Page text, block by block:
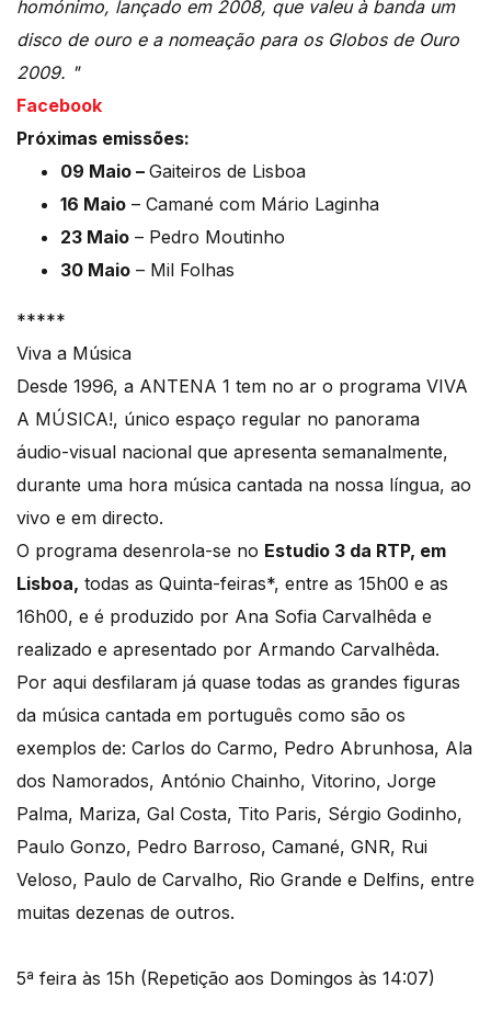
homónimo, lançado em 2008, que valeu à banda um
disco de ouro e a nomeação para os Globos de Ouro
2009. "
Facebook
Próximas emissões:
09 Maio – Gaiteiros de Lisboa
16 Maio – Camané com Mário Laginha
23 Maio – Pedro Moutinho
30 Maio – Mil Folhas
*****
Viva a Música
Desde 1996, a ANTENA 1 tem no ar o programa VIVA
A MÚSICA!, único espaço regular no panorama
áudio-visual nacional que apresenta semanalmente,
durante uma hora música cantada na nossa língua, ao
vivo e em directo.
O programa desenrola-se no Estudio 3 da RTP, em
Lisboa, todas as Quinta-feiras*, entre as 15h00 e as
16h00, e é produzido por Ana Sofia Carvalhêda e
realizado e apresentado por Armando Carvalhêda.
Por aqui desfilaram já quase todas as grandes figuras
da música cantada em português como são os
exemplos de: Carlos do Carmo, Pedro Abrunhosa, Ala
dos Namorados, António Chainho, Vitorino, Jorge
Palma, Mariza, Gal Costa, Tito Paris, Sérgio Godinho,
Paulo Gonzo, Pedro Barroso, Camané, GNR, Rui
Veloso, Paulo de Carvalho, Rio Grande e Delfins, entre
muitas dezenas de outros.
5ª feira às 15h (Repetição aos Domingos às 14:07)